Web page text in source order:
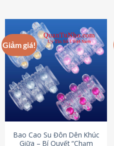
Giảm giá!
Bao Cao Su Đôn Dên Khúc
Giữa – Bí Quyết “Chạm